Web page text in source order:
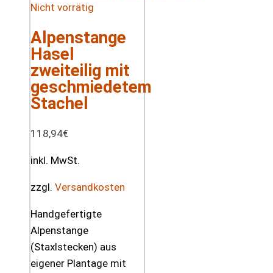
Nicht vorrätig
Alpenstange
Hasel
zweiteilig mit
geschmiedetem
Stachel
118,94€
inkl. MwSt.
zzgl. Versandkosten
Handgefertigte
Alpenstange
(Staxlstecken) aus
eigener Plantage mit